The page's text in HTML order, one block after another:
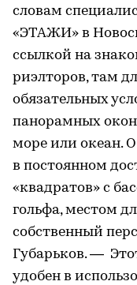
словам
«ЭТАЖИ» в
ссылкой на
риэлторов, там
обязательных
панорамных
море или океан.
в постоянном
«квадратов» с
гольфа, местом
собственный
Губарьков. —
удобен в